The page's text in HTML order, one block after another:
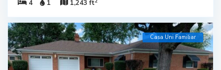
4
1 1,243 ft
Casa Uni Familiar